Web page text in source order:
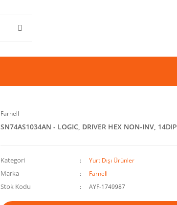
Farnell
SN74AS1034AN - LOGIC, DRIVER HEX NON-INV, 14DIP
Kategori Yurt Dışı Ürünler
Marka Farnell
Stok Kodu AYF-1749987